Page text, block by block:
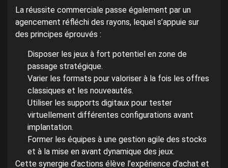
La réussite commerciale passe également par un
agencement réfléchi des rayons, lequel s’appuie sur
des principes éprouvés :
Disposer les jeux à fort potentiel en zone de
passage stratégique.
Varier les formats pour valoriser à la fois les offres
classiques et les nouveautés.
Utiliser les supports digitaux pour tester
virtuellement différentes configurations avant
implantation.
Former les équipes à une gestion agile des stocks
et à la mise en avant dynamique des jeux.
Cette synergie d’actions élève l’expérience d’achat et